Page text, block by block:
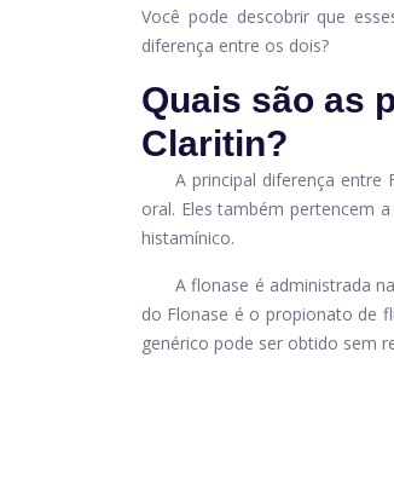
Você pode descobrir que
diferença entre os dois?
Quais são as
Claritin?
A principal diferença entre
oral. Eles também pertencem
histamínico.
A flonase é administrada
do Flonase é o propionato de
genérico pode ser obtido sem